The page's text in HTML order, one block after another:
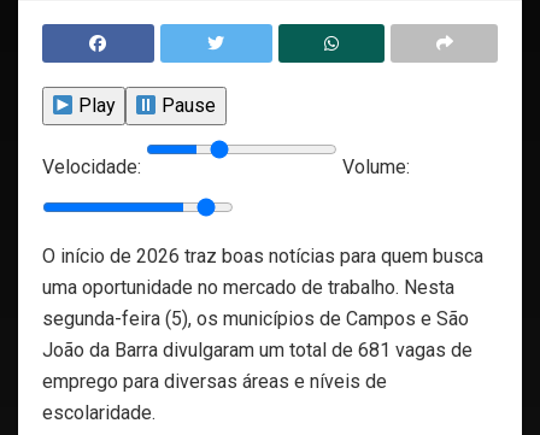
Play Pause
Velocidade: Volume:
O início de 2026 traz boas notícias para quem busca
uma oportunidade no mercado de trabalho. Nesta
segunda-feira (5), os municípios de Campos e São
João da Barra divulgaram um total de 681 vagas de
emprego para diversas áreas e níveis de
escolaridade.